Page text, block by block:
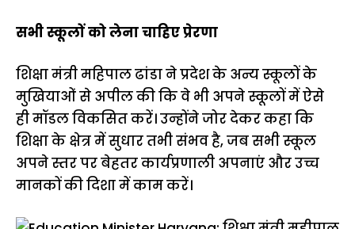
सभी स्कूलों को लेना चाहिए प्रेरणा
शिक्षा मंत्री महिपाल ढांडा ने प्रदेश के अन्य स्कूलों के
मुखियाओं से अपील की कि वे भी अपने स्कूलों में ऐसे
ही मॉडल विकसित करें। उन्होंने जोर देकर कहा कि
शिक्षा के क्षेत्र में सुधार तभी संभव है, जब सभी स्कूल
अपने स्तर पर बेहतर कार्यप्रणाली अपनाएं और उच्च
मानकों की दिशा में काम करें।